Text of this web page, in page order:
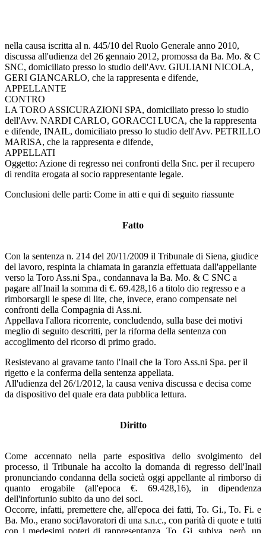
nella causa iscritta al n. 445/10 del Ruolo Generale anno 2010,
discussa all'udienza del 26 gennaio 2012, promossa da Ba. Mo. & C
SNC, domiciliato presso lo studio dell'Avv. GIULIANI NICOLA,
GERI GIANCARLO, che la rappresenta e difende,
APPELLANTE
CONTRO
LA TORO ASSICURAZIONI SPA, domiciliato presso lo studio
dell'Avv. NARDI CARLO, GORACCI LUCA, che la rappresenta
e difende, INAIL, domiciliato presso lo studio dell'Avv. PETRILLO
MARISA, che la rappresenta e difende,
APPELLATI
Oggetto: Azione di regresso nei confronti della Snc. per il recupero
di rendita erogata al socio rappresentante legale.
Conclusioni delle parti: Come in atti e qui di seguito riassunte
Fatto
Con la sentenza n. 214 del 20/11/2009 il Tribunale di Siena, giudice
del lavoro, respinta la chiamata in garanzia effettuata dall'appellante
verso la Toro Ass.ni Spa., condannava la Ba. Mo. & C SNC a
pagare all'Inail la somma di €. 69.428,16 a titolo dio regresso e a
rimborsargli le spese di lite, che, invece, erano compensate nei
confronti della Compagnia di Ass.ni.
Appellava l'allora ricorrente, concludendo, sulla base dei motivi
meglio di seguito descritti, per la riforma della sentenza con
accoglimento del ricorso di primo grado.
Resistevano al gravame tanto l'Inail che la Toro Ass.ni Spa. per il
rigetto e la conferma della sentenza appellata.
All'udienza del 26/1/2012, la causa veniva discussa e decisa come
da dispositivo del quale era data pubblica lettura.
Diritto
Come accennato nella parte espositiva dello svolgimento del
processo, il Tribunale ha accolto la domanda di regresso dell'Inail
pronunciando condanna della società oggi appellante al rimborso di
quanto erogabile (all'epoca €. 69.428,16), in dipendenza
dell'infortunio subito da uno dei soci.
Occorre, infatti, premettere che, all'epoca dei fatti, To. Gi., To. Fi. e
Ba. Mo., erano soci/lavoratori di una s.n.c., con parità di quote e tutti
con i medesimi poteri di rappresentanza. To. Gi. subiva, però, un